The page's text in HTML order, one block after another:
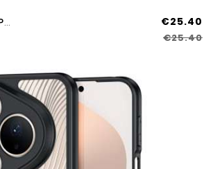
Coque Huawei Pura 80 Pro MagSafe X-LEVEL €25.40
€25.40